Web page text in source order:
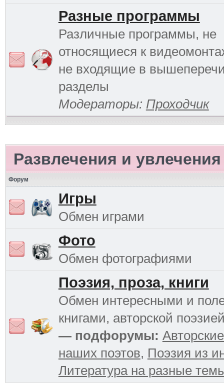
Разные программы
Различные программы, не
относящиеся к
не входящие в
разделы
Модераторы: Проходчик
Развлечения и увлечения
Форум
Игры
Обмен играми
Фото
Обмен фотографиями
Поэзия, проза, книги
Обмен интересными и
книгами, авторской
— подфорумы:
наших поэтов, Поэзия из
Литература на разные